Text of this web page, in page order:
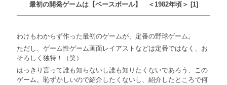
最初の開発ゲームは【ベースボール】 ＜1982年頃＞ [1]
わけもわからず作った最初のゲームが、定番の野球ゲーム。
ただし、ゲーム性ゲーム画面レイアストなどは定番ではなく、お
そろしく独特！（笑）
はっきり言って誰も知らないし誰も知りたくないであろう、この
ゲーム。恥ずかしいので紹介したくないし、紹介したところで何